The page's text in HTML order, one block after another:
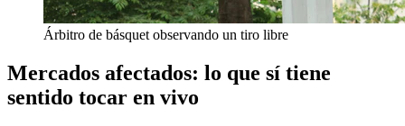
Árbitro de básquet observando un tiro libre
Mercados afectados: lo que sí tiene
sentido tocar en vivo